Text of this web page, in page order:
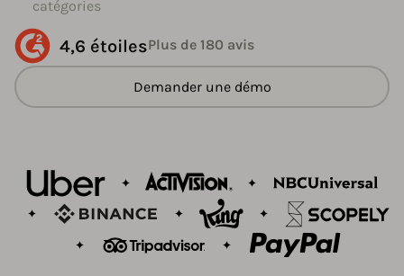
catégories
4,6 étoilesPlus de 180 avis
Demander une démo